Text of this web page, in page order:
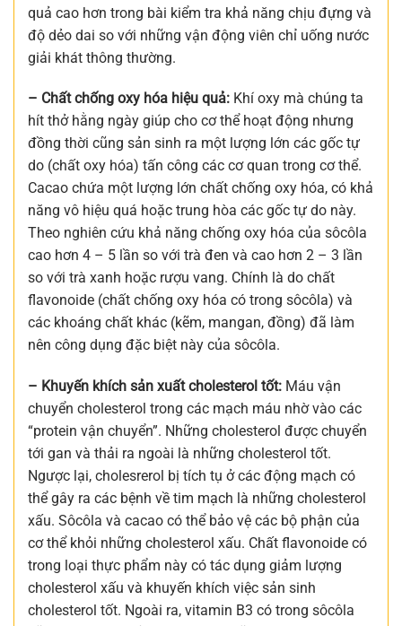
quả cao hơn trong bài kiểm tra khả năng chịu đựng và
độ dẻo dai so với những vận động viên chỉ uống nước
giải khát thông thường.
– Chất chống oxy hóa hiệu quả: Khí oxy mà chúng ta
hít thở hằng ngày giúp cho cơ thể hoạt động nhưng
đồng thời cũng sản sinh ra một lượng lớn các gốc tự
do (chất oxy hóa) tấn công các cơ quan trong cơ thể.
Cacao chứa một lượng lớn chất chống oxy hóa, có khả
năng vô hiệu quá hoặc trung hòa các gốc tự do này.
Theo nghiên cứu khả năng chống oxy hóa của sôcôla
cao hơn 4 – 5 lần so với trà đen và cao hơn 2 – 3 lần
so với trà xanh hoặc rượu vang. Chính là do chất
flavonoide (chất chống oxy hóa có trong sôcôla) và
các khoáng chất khác (kẽm, mangan, đồng) đã làm
nên công dụng đặc biệt này của sôcôla.
– Khuyến khích sản xuất cholesterol tốt: Máu vận
chuyển cholesterol trong các mạch máu nhờ vào các
“protein vận chuyển”. Những cholesterol được chuyển
tới gan và thải ra ngoài là những cholesterol tốt.
Ngược lại, cholesrerol bị tích tụ ở các động mạch có
thể gây ra các bệnh về tim mạch là những cholesterol
xấu. Sôcôla và cacao có thể bảo vệ các bộ phận của
cơ thể khỏi những cholesterol xấu. Chất flavonoide có
trong loại thực phẩm này có tác dụng giảm lượng
cholesterol xấu và khuyến khích việc sản sinh
cholesterol tốt. Ngoài ra, vitamin B3 có trong sôcôla